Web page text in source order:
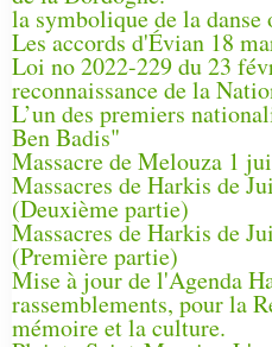
la symbolique de la
Les accords d'Évian 18
Loi no 2022-229 du 23
reconnaissance de la
L’un des premiers
Ben Badis"
Massacre de Melouza 1
Massacres de Harkis de
(Deuxième partie)
Massacres de Harkis de
(Première partie)
Mise à jour de l'Agenda
rassemblements, pour la
mémoire et la culture.